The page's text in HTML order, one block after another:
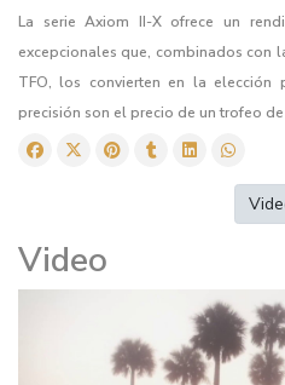
La serie Axiom II-X ofrece un
excepcionales que, combinados con
TFO, los convierten en la elección
precisión son el precio de un trofeo
Video